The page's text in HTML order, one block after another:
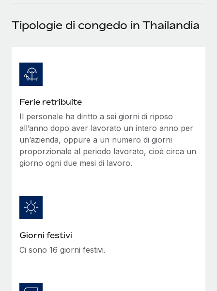
Tipologie di congedo in Thailandia
Ferie retribuite
Il personale ha diritto a sei giorni di riposo
all’anno dopo aver lavorato un intero anno per
un’azienda, oppure a un numero di giorni
proporzionale al periodo lavorato, cioè circa un
giorno ogni due mesi di lavoro.
Giorni festivi
Ci sono 16 giorni festivi.